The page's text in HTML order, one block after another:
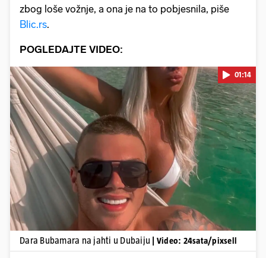
zbog loše vožnje, a ona je na to pobjesnila, piše
Blic.rs.
POGLEDAJTE VIDEO:
Pokretanje videa...
01:14
Dara Bubamara na jahti u Dubaiju | Video: 24sata/pixsell